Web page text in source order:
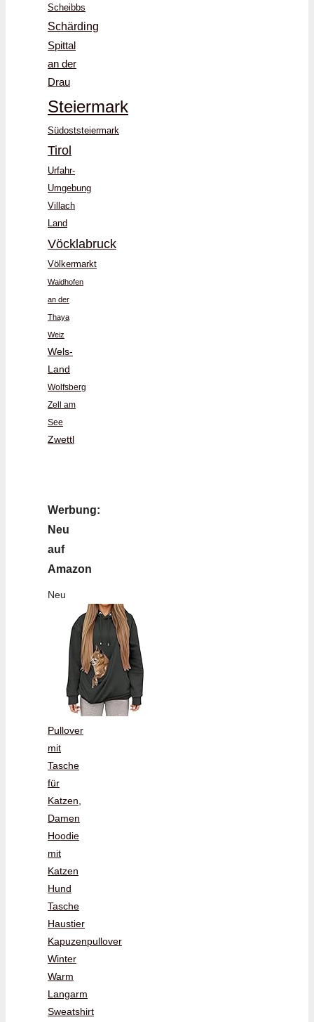
Scheibbs
Schärding
Spittal
an der
Drau
Steiermark
Südoststeiermark
Tirol
Urfahr-
Umgebung
Villach
Land
Vöcklabruck
Völkermarkt
Waidhofen
an der
Thaya
Weiz
Wels-
Land
Wolfsberg
Zell am
See
Zwettl
Werbung:
Neu
auf
Amazon
Neu
Pullover
mit
Tasche
für
Katzen,
Damen
Hoodie
mit
Katzen
Hund
Tasche
Haustier
Kapuzenpullover
Winter
Warm
Langarm
Sweatshirt